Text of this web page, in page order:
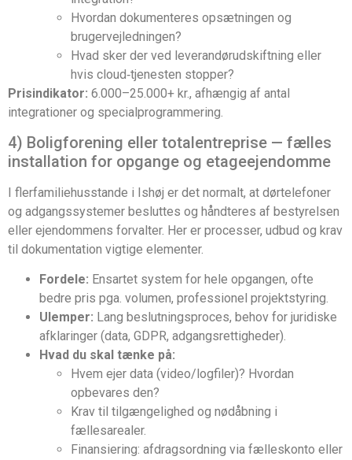
Hvordan dokumenteres opsætningen og
brugervejledningen?
Hvad sker der ved leverandørudskiftning eller
hvis cloud‑tjenesten stopper?
Prisindikator: 6.000–25.000+ kr., afhængig af antal
integrationer og specialprogrammering.
4) Boligforening eller totalentreprise — fælles
installation for opgange og etageejendomme
I flerfamiliehusstande i Ishøj er det normalt, at dørtelefoner
og adgangssystemer besluttes og håndteres af bestyrelsen
eller ejendommens forvalter. Her er processer, udbud og krav
til dokumentation vigtige elementer.
Fordele: Ensartet system for hele opgangen, ofte
bedre pris pga. volumen, professionel projektstyring.
Ulemper: Lang beslutningsproces, behov for juridiske
afklaringer (data, GDPR, adgangsrettigheder).
Hvad du skal tænke på:
Hvem ejer data (video/logfiler)? Hvordan
opbevares den?
Krav til tilgængelighed og nødåbning i
fællesarealer.
Finansiering: afdragsordning via fælleskonto eller